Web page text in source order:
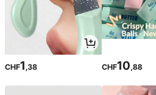
CHF1,38 CHF10,88